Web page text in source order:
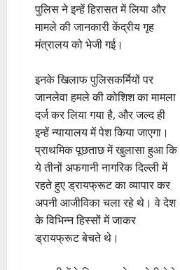
पुलिस ने इन्हें हिरासत में लिया और
मामले की जानकारी केंद्रीय गृह
मंत्रालय को भेजी गई।
इनके खिलाफ पुलिसकर्मियों पर
जानलेवा हमले की कोशिश का मामला
दर्ज कर लिया गया है, और जल्द ही
इन्हें न्यायालय में पेश किया जाएगा।
प्राथमिक पूछताछ में खुलासा हुआ कि
ये तीनों अफगानी नागरिक दिल्ली में
रहते हुए ड्रायफ्रूट का व्यापार कर
अपनी आजीविका चला रहे थे। वे देश
के विभिन्न हिस्सों में जाकर
ड्रायफ्रूट बेचते थे।